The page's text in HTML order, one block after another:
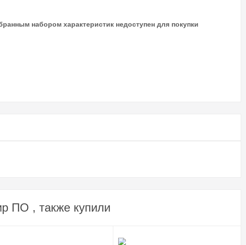
набором характеристик недоступен для покупки
ПО , также купили